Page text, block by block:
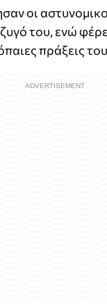
οι
του, ενώ
πράξεις